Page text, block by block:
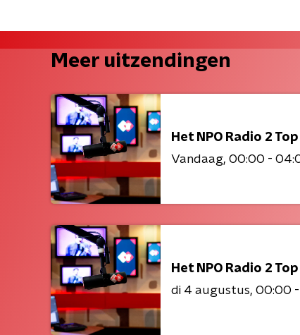
Meer uitzendingen
Het NPO Radio 2
Vandaag 00:00 -
Het NPO Radio 2
di 4 augustus 00:00